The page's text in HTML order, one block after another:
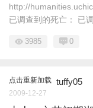
http://
已调查到的死亡： 已调
3985 0
点击重新加载 tuffy05
2009-12-27